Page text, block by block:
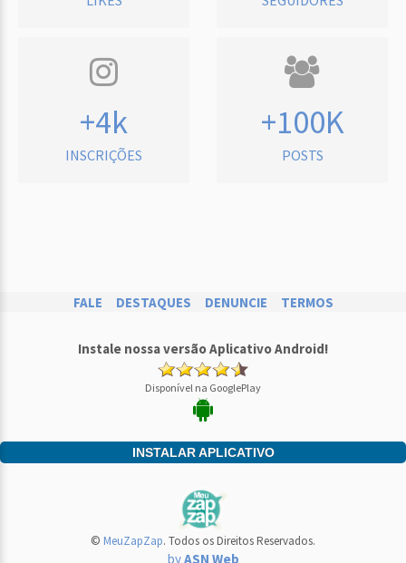
+4k
INSCRIÇÕES
+100K
POSTS
FALE DESTAQUES DENUNCIE TERMOS
Instale nossa versão Aplicativo Android!
Disponível na GooglePlay
INSTALAR APLICATIVO
© MeuZapZap. Todos os Direitos Reservados.
byASN Web